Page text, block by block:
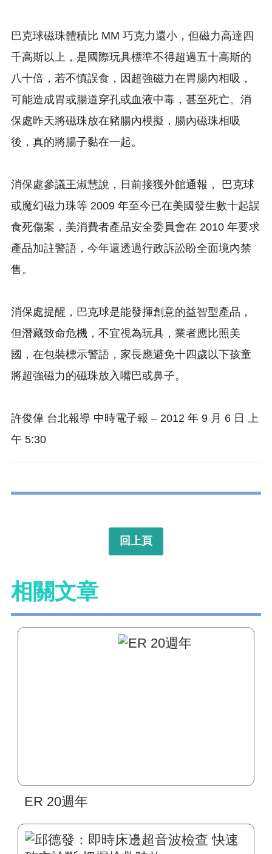
巴克球磁珠體積比 MM 巧克力還小，但磁力高達四
千高斯以上，是國際玩具標準不得超過五十高斯的
八十倍，若不慎誤食，因超強磁力在胃腸內相吸，
可能造成胃或腸道穿孔或血液中毒，甚至死亡。消
保處昨天將磁珠放在豬腸內模擬，腸內磁珠相吸
後，真的將腸子黏在一起。
消保處參議王淑慧說，日前接獲外館通報， 巴克球
或魔幻磁力珠等 2009 年至今已在美國發生數十起誤
食死傷案，美消費者產品安全委員會在 2010 年要求
產品加註警語，今年還透過行政訴訟盼全面境內禁
售。
消保處提醒，巴克球是能發揮創意的益智型產品，
但潛藏致命危機，不宜視為玩具，業者應比照美
國，在包裝標示警語，家長應避免十四歲以下孩童
將超強磁力的磁珠放入嘴巴或鼻子。
許俊偉 台北報導 中時電子報 – 2012 年 9 月 6 日 上
午 5:30
回上頁
相關文章
ER 20週年